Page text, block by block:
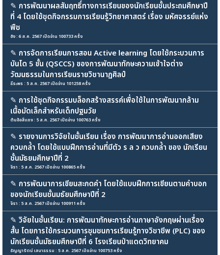
✎ การพัฒนาผลสัมฤทธิ์ทางการเรียนของนักเรียนชั้นประถมศึกษาปี
ที่ 4 โดยใช้ชุดกิจกรรมการเรียนรู้วิทยาศาสตร์ เรื่อง มหัศจรรย์แห่ง
พืช
อัง : 6 ส.ค. 2567 เปิดอ่าน 100733 ครั้ง
✎ การจัดการเรียนการสอน Active learning โดยใช้กระบวนการ
บันได 5 ขั้น (QSCCS) ของการพัฒนาทักษะความเข้าใจต่าง
วัฒนธรรมในการเรียนรายวิชานาฏศิลป์
ธีระพร : 5 ส.ค. 2567 เปิดอ่าน 101258 ครั้ง
✎ การใช้ชุดกิจกรรมบล็อกสร้างสรรค์เพื่อใช้ในการพัฒนากล้าม
เนื้อมัดเล็กสำหรับเด็กปฐมวัย
ต้นอ้อสีแดง : 5 ส.ค. 2567 เปิดอ่าน 100763 ครั้ง
✎ รายงานการวิจัยในชั้นเรียน เรื่อง การพัฒนาการอ่านออกเสียง
ควบกล้ำ โดยใช้แบบฝึกการอ่านที่มีตัว ร ล ว ควบกล้ำ ของ นักเรียน
ชั้นมัธยมศึกษาปีที่ 2
จิรา : 5 ส.ค. 2567 เปิดอ่าน 100865 ครั้ง
✎ การพัฒนาการเขียนสะกดคำ โดยใช้แบบฝึกการเขียนตามคำบอก
ของนักเรียนชั้นมธัยมศึกษาปีที่ 2
จิรา : 5 ส.ค. 2567 เปิดอ่าน 100911 ครั้ง
✎ วิจัยในชั้นเรียน: การพัฒนาทักษะการอ่านภาษาอังกฤษผ่านเรื่อง
สั้น โดยการใช้กระบวนการชุมชนการเรียนรู้ทางวิชาชีพ (PLC) ของ
นักเรียนชั้นมัธยมศึกษาปีที่ 6 โรงเรียนป่าแดดวิทยาคม
ธัญญารัตน์ เสนาธรรม : 5 ส.ค. 2567 เปิดอ่าน 100753 ครั้ง